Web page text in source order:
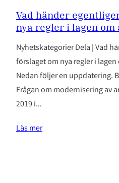
Vad händer
nya regler i lagen om
Nyhetskategorier Dela | Vad
förslaget om nya regler i
Nedan följer en uppdatering.
Frågan om modernisering av
2019 i…
Läs mer